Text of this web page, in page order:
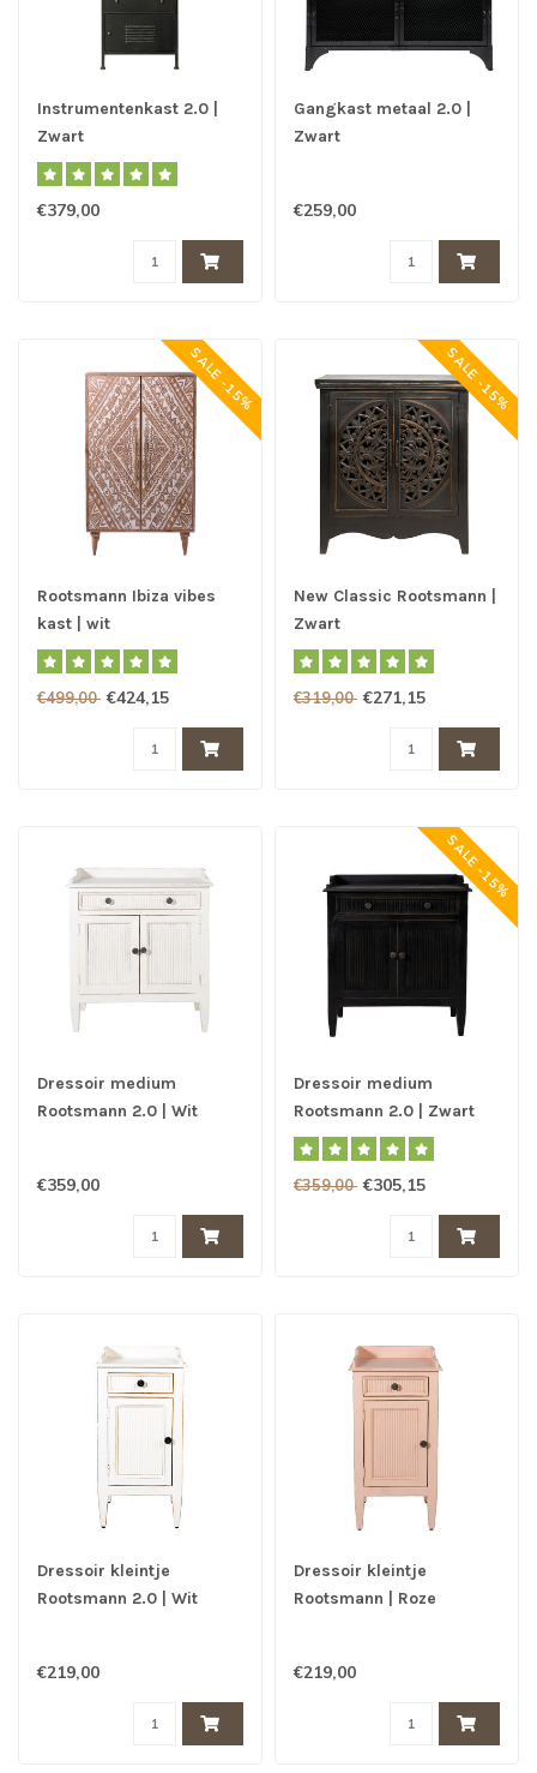
Instrumentenkast 2.0 |
Zwart
€379,00
Gangkast metaal 2.0 |
Zwart
€259,00
SALE -15%
Rootsmann Ibiza vibes
kast | wit
€499,00 €424,15
SALE -15%
New Classic Rootsmann |
Zwart
€319,00 €271,15
Dressoir medium
Rootsmann 2.0 | Wit
€359,00
SALE -15%
Dressoir medium
Rootsmann 2.0 | Zwart
€359,00 €305,15
Dressoir kleintje
Rootsmann 2.0 | Wit
€219,00
Dressoir kleintje
Rootsmann | Roze
€219,00